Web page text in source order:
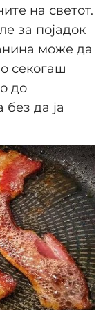
на светот.
за појадок
може да
секогаш
до
да ја